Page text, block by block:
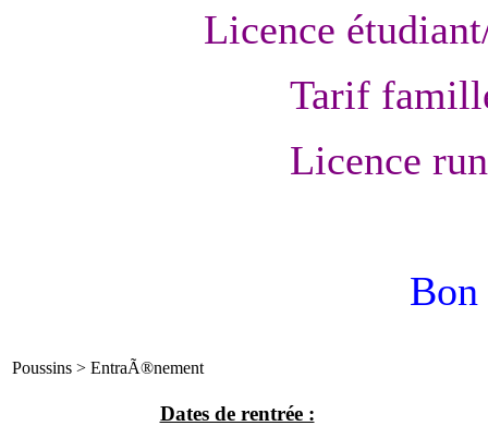
Licence
Tarif
Licence
Bon
Poussins > EntraÃ®nement
Dates de rentrée :